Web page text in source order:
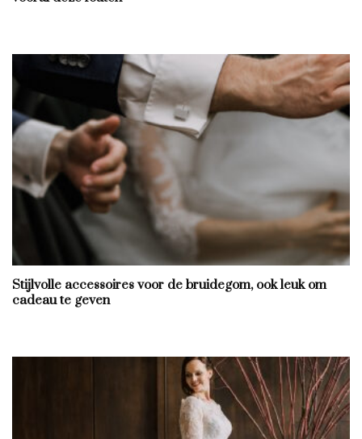
Stijlvolle accessoires voor de bruidegom, ook leuk om
cadeau te geven